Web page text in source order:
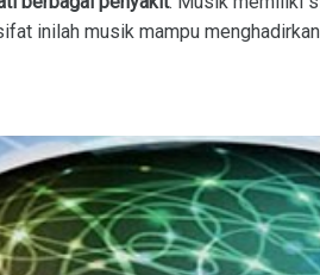
inilah musik mampu